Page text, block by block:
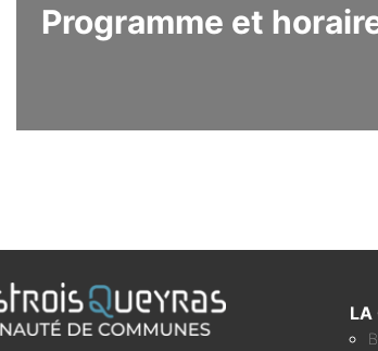
Programme et
LA